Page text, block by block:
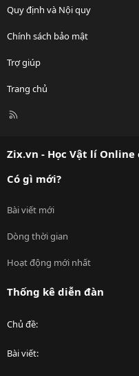
Quy định và Nội quy
Chính sách bảo mật
Trợ giúp
Trang chủ
R
Zix.vn - Học Vật lí
Có gì mới?
Bài viết mới
Dòng thời gian
Hoạt động mới nhất
Thống kê diễn đàn
Chủ đề
Bài viết